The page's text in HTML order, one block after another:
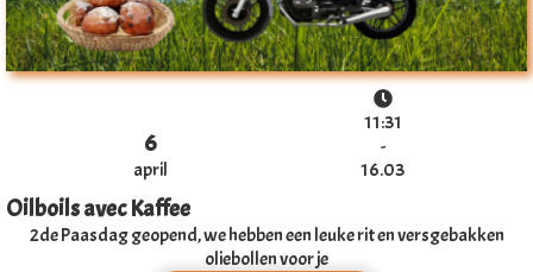
6
april
11:31
-
16.03
Oilboils avec Kaffee
2de Paasdag geopend, we hebben een leuke rit en versgebakken
oliebollen voor je